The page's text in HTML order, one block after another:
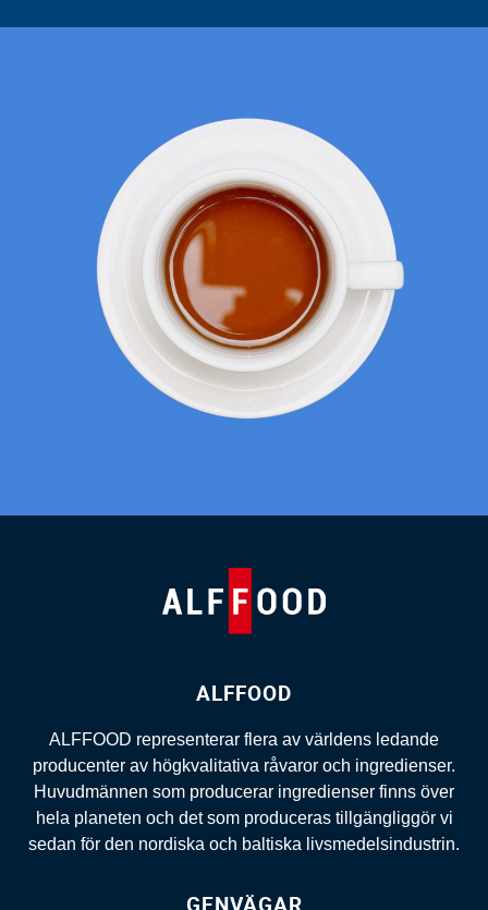
ALFFOOD
ALFFOOD representerar flera av världens ledande
producenter av högkvalitativa råvaror och ingredienser.
Huvudmännen som producerar ingredienser finns över
hela planeten och det som produceras tillgängliggör vi
sedan för den nordiska och baltiska livsmedelsindustrin.
GENVÄGAR